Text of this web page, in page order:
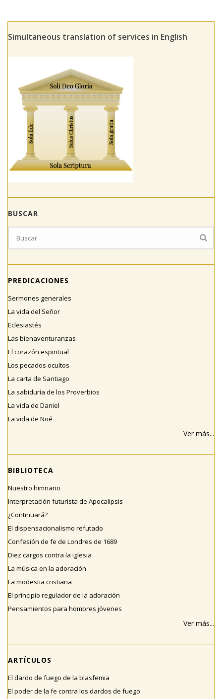
Simultaneous translation of services in English
BUSCAR
PREDICACIONES
Sermones generales
La vida del Señor
Eclesiastés
Las bienaventuranzas
El corazón espiritual
Los pecados ocultos
La carta de Santiago
La sabiduría de los Proverbios
La vida de Daniel
La vida de Noé
Ver más...
BIBLIOTECA
Nuestro himnario
Interpretación futurista de Apocalipsis
¿Continuará?
El dispensacionalismo refutado
Confesión de fe de Londres de 1689
Diez cargos contra la iglesia
La música en la adoración
La modestia cristiana
El principio regulador de la adoración
Pensamientos para hombres jóvenes
Ver más...
ARTÍCULOS
El dardo de fuego de la blasfemia
El poder de la fe contra los dardos de fuego